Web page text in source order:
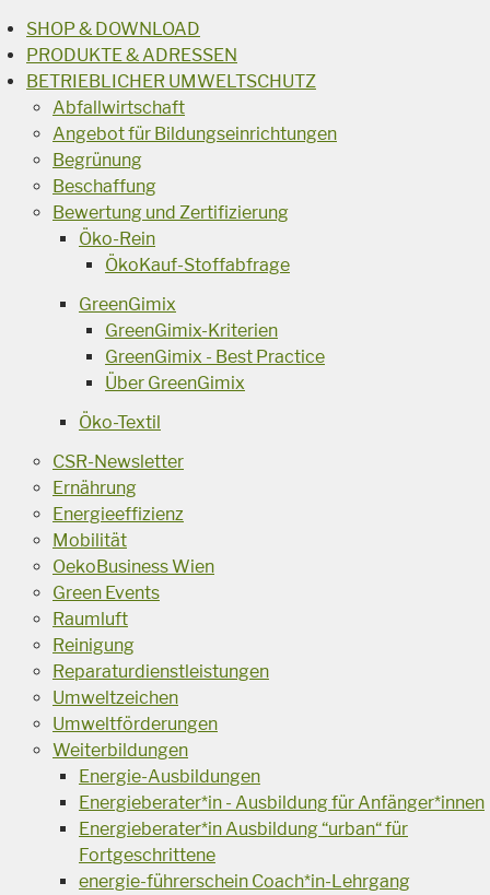
SHOP & DOWNLOAD
PRODUKTE & ADRESSEN
BETRIEBLICHER UMWELTSCHUTZ
Abfallwirtschaft
Angebot für Bildungseinrichtungen
Begrünung
Beschaffung
Bewertung und Zertifizierung
Öko-Rein
ÖkoKauf-Stoffabfrage
GreenGimix
GreenGimix-Kriterien
GreenGimix - Best Practice
Über GreenGimix
Öko-Textil
CSR-Newsletter
Ernährung
Energieeffizienz
Mobilität
OekoBusiness Wien
Green Events
Raumluft
Reinigung
Reparaturdienstleistungen
Umweltzeichen
Umweltförderungen
Weiterbildungen
Energie-Ausbildungen
Energieberater*in - Ausbildung für Anfänger*innen
Energieberater*in Ausbildung “urban“ für
Fortgeschrittene
energie-führerschein Coach*in-Lehrgang